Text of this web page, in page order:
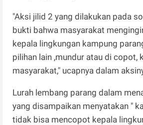
"Aksi jilid 2 yang dilakukan pada
bukti bahwa masyarakat
kepala lingkungan kampung
pilihan lain ,mundur atau di copot,
masyarakat," ucapnya dalam
Lurah lembang parang dalam
yang disampaikan menyatakan "
tidak bisa mencopot kepala